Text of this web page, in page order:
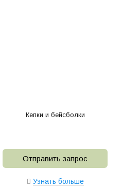
Кепки и бейсболки
Отправить запрос
Узнать больше